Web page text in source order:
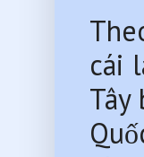
cái
Tây